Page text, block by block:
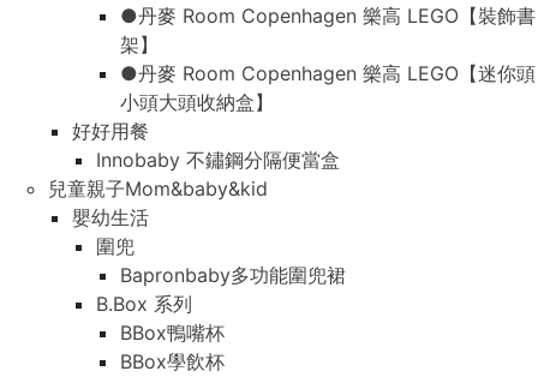
●丹麥 Room Copenhagen 樂高 LEGO【裝飾書
架】
●丹麥 Room Copenhagen 樂高 LEGO【迷你頭
小頭大頭收納盒】
好好用餐
Innobaby 不鏽鋼分隔便當盒
兒童親子Mom&baby&kid
嬰幼生活
圍兜
Bapronbaby多功能圍兜裙
B.Box 系列
BBox鴨嘴杯
BBox學飲杯